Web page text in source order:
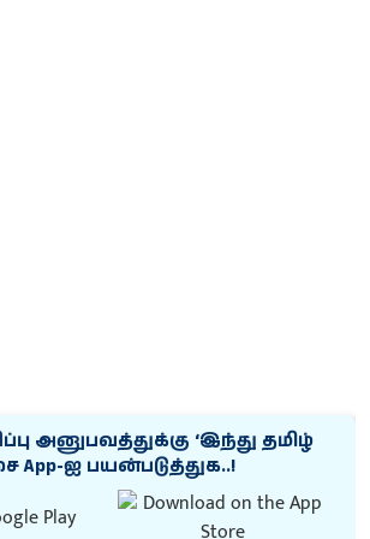
அனுபவத்துக்கு ‘இந்து தமிழ்
App-ஐ பயன்படுத்துக..!